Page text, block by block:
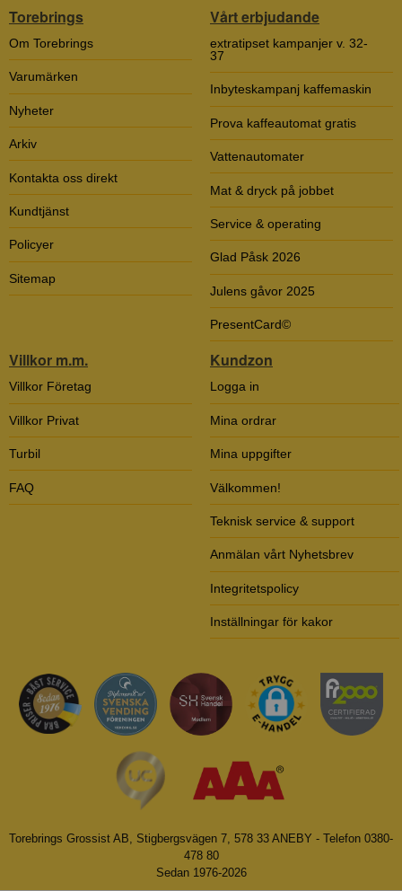
Torebrings
Om Torebrings
Varumärken
Nyheter
Arkiv
Kontakta oss direkt
Kundtjänst
Policyer
Sitemap
Vårt erbjudande
extratipset kampanjer v. 32-
37
Inbyteskampanj kaffemaskin
Prova kaffeautomat gratis
Vattenautomater
Mat & dryck på jobbet
Service & operating
Glad Påsk 2026
Julens gåvor 2025
PresentCard©
Villkor m.m.
Villkor Företag
Villkor Privat
Turbil
FAQ
Kundzon
Logga in
Mina ordrar
Mina uppgifter
Välkommen!
Teknisk service & support
Anmälan vårt Nyhetsbrev
Integritetspolicy
Inställningar för kakor
Torebrings Grossist AB, Stigbergsvägen 7, 578 33 ANEBY - Telefon 0380-
478 80
Sedan 1976-2026